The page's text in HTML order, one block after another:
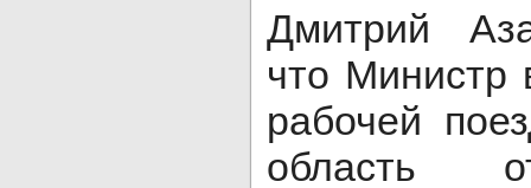
Дмитрий
что Министр
рабочей
область